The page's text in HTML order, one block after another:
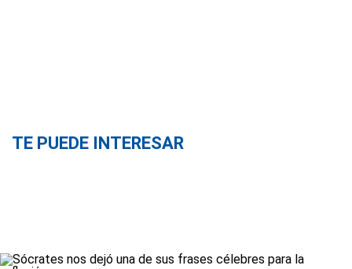
TE PUEDE INTERESAR